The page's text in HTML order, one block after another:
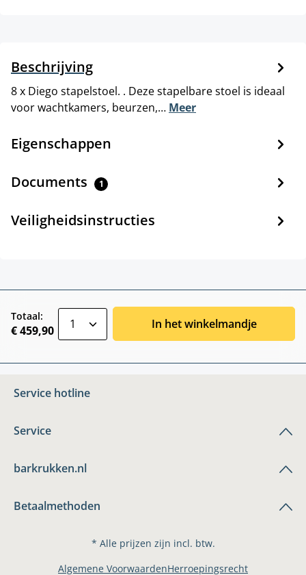
Beschrijving
8 x Diego stapelstoel. . Deze stapelbare stoel is ideaal
voor wachtkamers, beurzen,… Meer
Eigenschappen
Documents 1
Veiligheidsinstructies
Totaal:
€ 459,90 In het winkelmandje
Service hotline
Service
barkrukken.nl
Betaalmethoden
* Alle prijzen zijn incl. btw.
Algemene VoorwaardenHerroepingsrecht